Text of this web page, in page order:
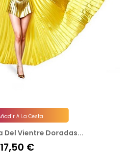
A La Cesta
Del Vientre Doradas...
17,50 €